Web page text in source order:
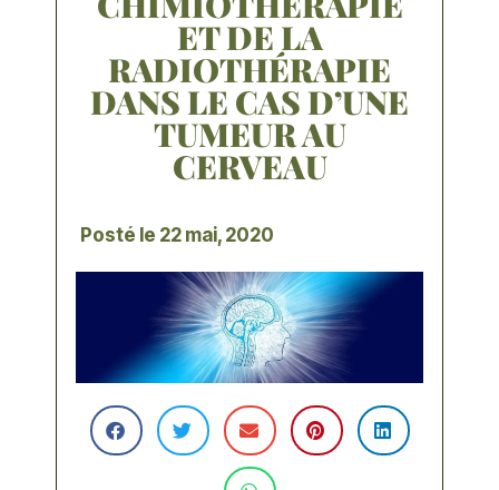
ET DE LA
RADIOTHÉRAPIE
DANS LE CAS D’UNE
TUMEUR AU
CERVEAU
Posté le 22 mai, 2020